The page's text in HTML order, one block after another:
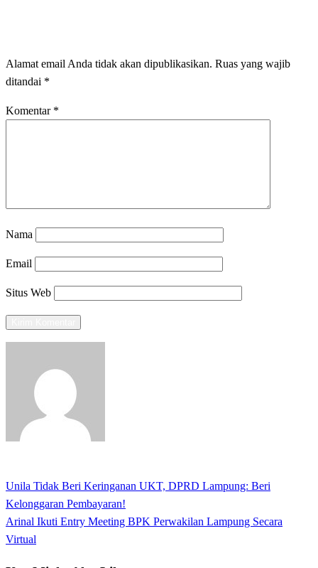
Alamat email Anda tidak akan dipublikasikan. Ruas yang wajib
ditandai *
Komentar *
Nama
Email
Situs Web
Navigasi
pos
Previous
Post
Unila Tidak Beri Keringanan UKT, DPRD Lampung: Beri
Kelonggaran Pembayaran!
Next
Post
Arinal Ikuti Entry Meeting BPK Perwakilan Lampung Secara
Virtual